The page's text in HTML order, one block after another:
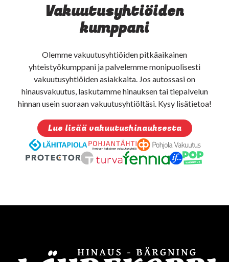
Vakuutusyhtiöiden
kumppani
Olemme vakuutusyhtiöiden pitkäaikainen
yhteistyökumppani ja palvelemme monipuolisesti
vakuutusyhtiöiden asiakkaita. Jos autossasi on
hinausvakuutus, laskutamme hinauksen tai tiepalvelun
hinnan usein suoraan vakuutusyhtiöltäsi. Kysy lisätietoa!
Lue lisää vakuutushinauksesta